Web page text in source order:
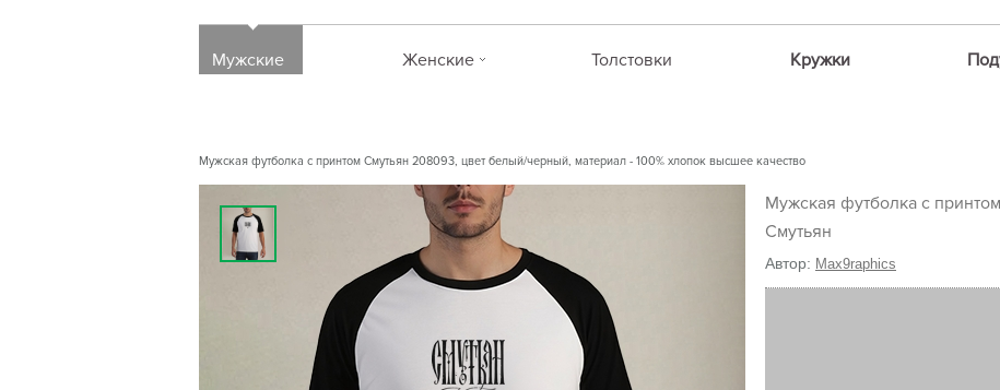
Мужские Женские Толстовки Кружки
Мужская футболка с принтом Смутьян 208093, цвет белый/черный, материал - 100% хлопок высшее качество
Мужская футболка с принтом
Смутьян
Автор: Max9raphics